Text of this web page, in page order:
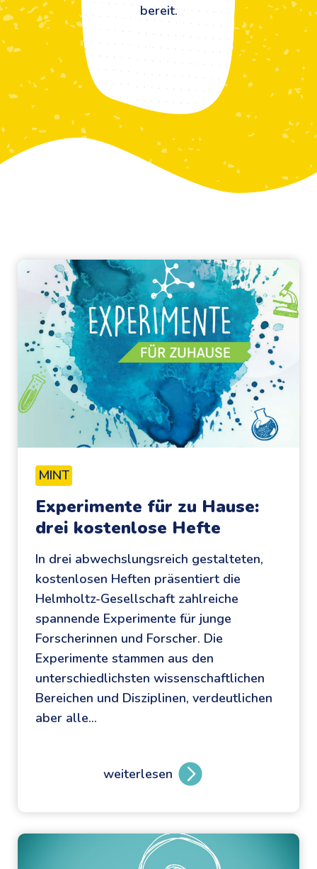
bereit.
MINT
Experimente für zu Hause:
drei kostenlose Hefte
In drei abwechslungsreich gestalteten,
kostenlosen Heften präsentiert die
Helmholtz-Gesellschaft zahlreiche
spannende Experimente für junge
Forscherinnen und Forscher. Die
Experimente stammen aus den
unterschiedlichsten wissenschaftlichen
Bereichen und Disziplinen, verdeutlichen
aber alle…
weiterlesen
E
e